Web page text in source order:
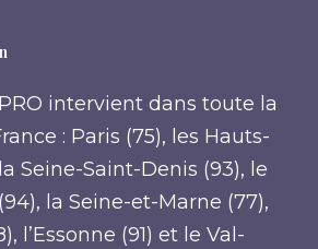
intervient dans toute la
: Paris (75), les Hauts-
Seine-Saint-Denis (93), le
la Seine-et-Marne (77),
l’Essonne (91) et le Val-